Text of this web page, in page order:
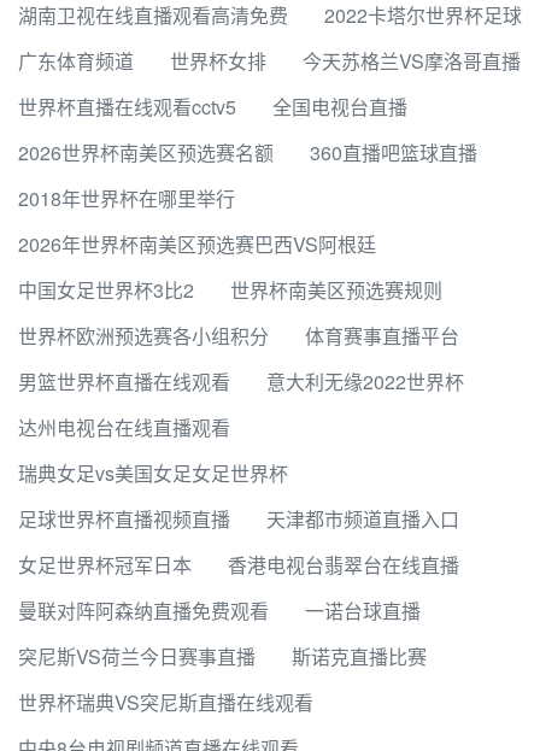
湖南卫视在线直播观看高清免费
2022卡塔尔世界杯足球
广东体育频道
世界杯女排
今天苏格兰VS摩洛哥直播
世界杯直播在线观看cctv5
全国电视台直播
2026世界杯南美区预选赛名额
360直播吧篮球直播
2018年世界杯在哪里举行
2026年世界杯南美区预选赛巴西VS阿根廷
中国女足世界杯3比2
世界杯南美区预选赛规则
世界杯欧洲预选赛各小组积分
体育赛事直播平台
男篮世界杯直播在线观看
意大利无缘2022世界杯
达州电视台在线直播观看
瑞典女足vs美国女足女足世界杯
足球世界杯直播视频直播
天津都市频道直播入口
女足世界杯冠军日本
香港电视台翡翠台在线直播
曼联对阵阿森纳直播免费观看
一诺台球直播
突尼斯VS荷兰今日赛事直播
斯诺克直播比赛
世界杯瑞典VS突尼斯直播在线观看